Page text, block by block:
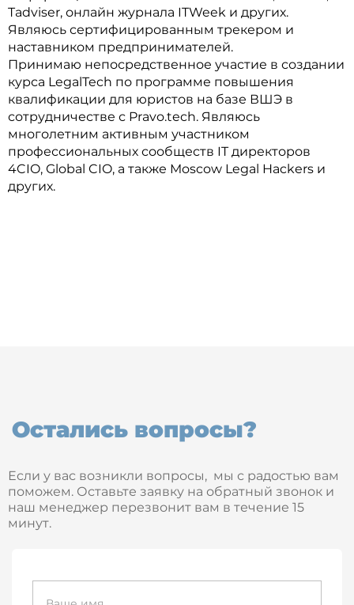
Tadviser, онлайн журнала ITWeek и других.
Являюсь сертифицированным трекером и
наставником предпринимателей.
Принимаю непосредственное участие в создании
курса LegalTech по программе повышения
квалификации для юристов на базе ВШЭ в
сотрудничестве с Pravo.tech. Являюсь
многолетним активным участником
профессиональных сообществ IT директоров
4CIO, Global CIO, а также Moscow Legal Hackers и
других.
Остались вопросы?
Если у вас возникли вопросы, мы с радостью вам
поможем. Оставьте заявку на обратный звонок и
наш менеджер перезвонит вам в течение 15
минут.